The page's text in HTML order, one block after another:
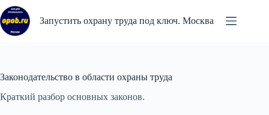
Перейти
к
сути
Запустить охрану труда под ключ. Москва
Законодательство в области охраны труда
Краткий разбор основных законов.